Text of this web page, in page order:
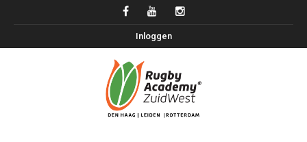
Inloggen